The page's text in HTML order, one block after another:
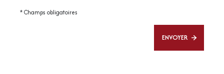
* Champs obligatoires
ENVOYER